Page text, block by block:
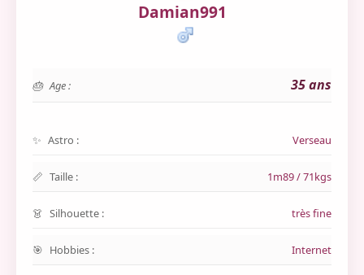
Damian991
Age : 35 ans
Astro : Verseau
Taille : 1m89 / 71kgs
Silhouette : très fine
Hobbies : Internet